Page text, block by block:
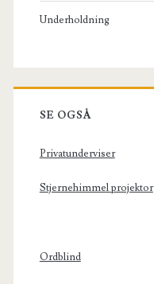
Underholdning
SE OGSÅ
Privatunderviser
Stjernehimmel projektor
Ordblind